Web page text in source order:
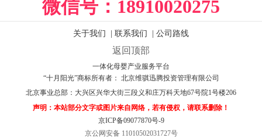
微信号： 18910020275
关于我们 联系我们 公司路线
返回顶部
一体化母婴产业服务平台
“十月阳光”商标所有者： 北京维骐迅腾投资管理有限公司
北京事业总部： 大兴区兴华大街三段义和庄万科天地67号院1号楼206
声明：本站部分文字或图片来自网络，若有侵权，请联系删除！
京ICP备09077870号-9
京公网安备 11010502031727号